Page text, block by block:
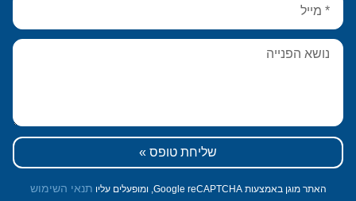
שליחת טופס »
האתר מוגן באמצעות Google reCAPTCHA, ומופעלים עליו
תנאי השימוש